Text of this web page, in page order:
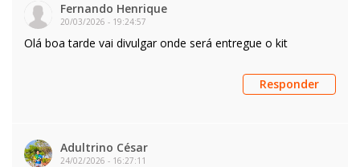
Fernando Henrique
20/03/2026 - 19:24:57
Olá boa tarde vai divulgar onde será entregue o kit
Responder
Adultrino César
24/02/2026 - 16:27:11